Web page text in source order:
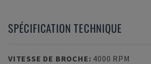
SPÉCIFICATION TECHNIQUE
VITESSE DE BROCHE: 4000 RPM